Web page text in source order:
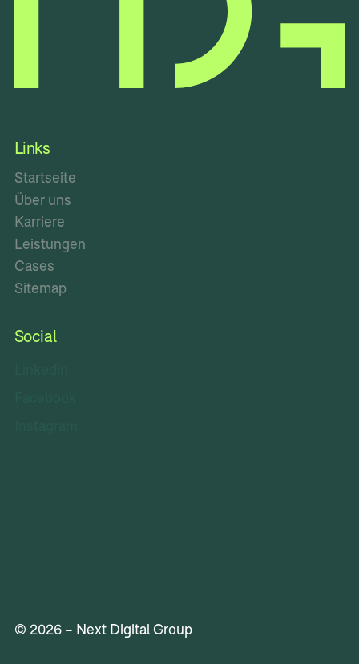
Links
Startseite
Über uns
Karriere
Leistungen
Cases
Sitemap
Social
© 2026 – Next Digital Group